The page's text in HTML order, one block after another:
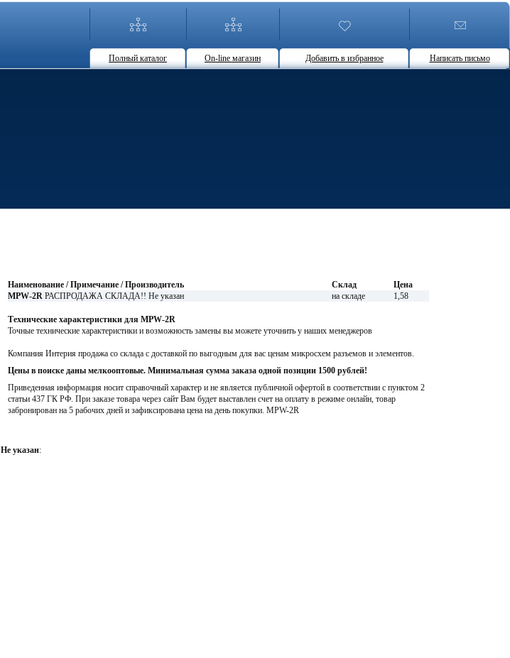
Полный каталог On-line магазин Добавить в избранное Написать письмо
Наименование / Примечание / Производитель Склад
Цена
MPW-2R РАСПРОДАЖА СКЛАДА!! Не указан на складе 1,58
Технические характеристики для MPW-2R
Точные технические характеристики и возможность замены вы можете уточнить у наших менеджеров
Компания Интерия продажа со склада с доставкой по выгодным для вас ценам микросхем разъемов и элементов.
Цены в поиске даны мелкооптовые. Минимальная сумма заказа одной позиции 1500 рублей!
Приведенная информация носит справочный характер и не является публичной офертой в соответствии с пунктом 2
статьи 437 ГК РФ. При заказе товара через сайт Вам будет выставлен счет на оплату в режиме онлайн, товар
забронирован на 5 рабочих дней и зафиксирована цена на день покупки. MPW-2R
Не указан: